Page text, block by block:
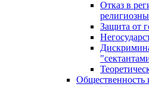
Отказ в
Защита от